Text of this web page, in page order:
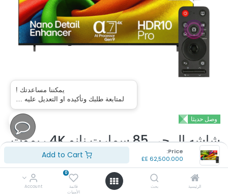
Price:
62,500.000
الرئيسية بحث
0
قائمة
الأمنيات
Account
وصل حديثا
شاشه ال جي 85 سمارت نانو 4K ريموت
ماجيك 85NU840B6LA
رقم الموديل: 85NU840B6LA
يمكننا مساعدتك !
لمتابعة طلبك وتأكيده او التعديل عليه …